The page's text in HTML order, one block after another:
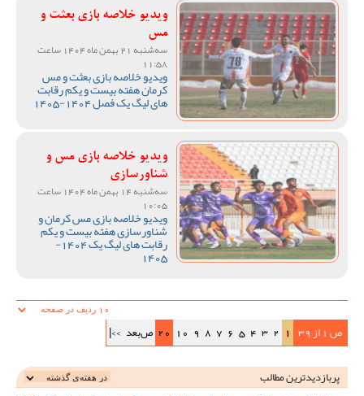
ویدیو خلاصه بازی بعثت و
مس
سه‌شنبه 21 بهمن ماه 1404 ساعت
11:58
ویدیو خلاصه بازی بعثت و مس
کرمان هفته بیست و یکم رقابت
های لیگ یک فصل 1404-1405
ویدیو خلاصه بازی مس و
شناورسازی
سه‌شنبه 14 بهمن ماه 1404 ساعت
10:05
ویدیو خلاصه بازی مس کرمان و
شناورسازی هفته بیست و یکم
رقابت های لیگ یک 1404-
1405
ص 1 از 39 1
2
3
4
5
6
7
8
9
10
20 ص‌بعد >>|
پربازدیدترین‌ مطالب